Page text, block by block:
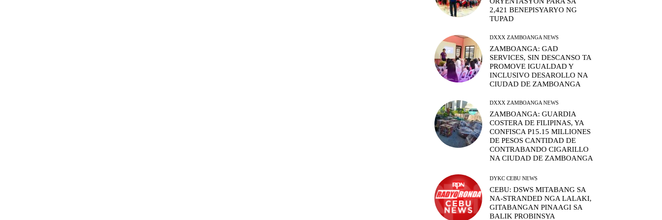
2,421 BENEPISYARYO NG
TUPAD
DXXX ZAMBOANGA NEWS
ZAMBOANGA: GAD
SERVICES, SIN DESCANSO TA
PROMOVE IGUALDAD Y
INCLUSIVO DESAROLLO NA
CIUDAD DE ZAMBOANGA
DXXX ZAMBOANGA NEWS
ZAMBOANGA: GUARDIA
COSTERA DE FILIPINAS, YA
CONFISCA P15.15 MILLIONES
DE PESOS CANTIDAD DE
CONTRABANDO CIGARILLO
NA CIUDAD DE ZAMBOANGA
DYKC CEBU NEWS
CEBU: DSWS MITABANG SA
NA-STRANDED NGA LALAKI,
GITABANGAN PINAAGI SA
BALIK PROBINSYA